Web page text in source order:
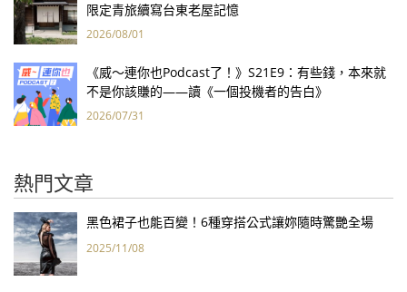
限定青旅續寫台東老屋記憶
2026/08/01
《威～連你也Podcast了！》S21E9：有些錢，本來就
不是你該賺的——讀《一個投機者的告白》
2026/07/31
熱門文章
黑色裙子也能百變！6種穿搭公式讓妳隨時驚艷全場
2025/11/08